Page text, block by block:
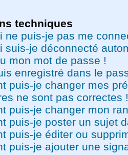
techniques
ne puis-je pas me
suis-je déconnecté
mon mot de passe !
enregistré dans le
puis-je changer mes
ne sont pas correctes !
puis-je changer mon
puis-je poster un sujet
puis-je éditer ou
puis-je ajouter une